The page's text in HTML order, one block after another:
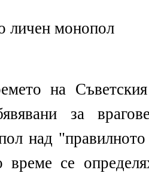
личен монопол
на
за
над
време се